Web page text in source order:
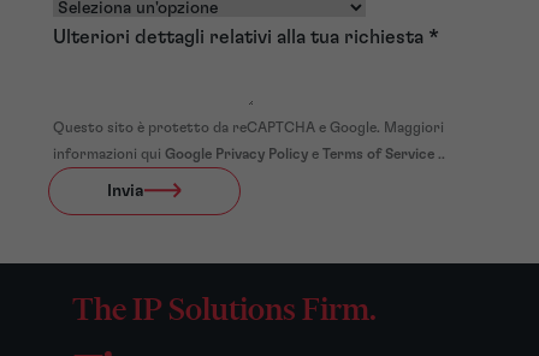
Ulteriori dettagli relativi alla tua richiesta *
Questo sito è protetto da reCAPTCHA e Google. Maggiori
informazioni qui Google Privacy Policy e Terms of Service ..
Invia
The IP Solutions Firm.